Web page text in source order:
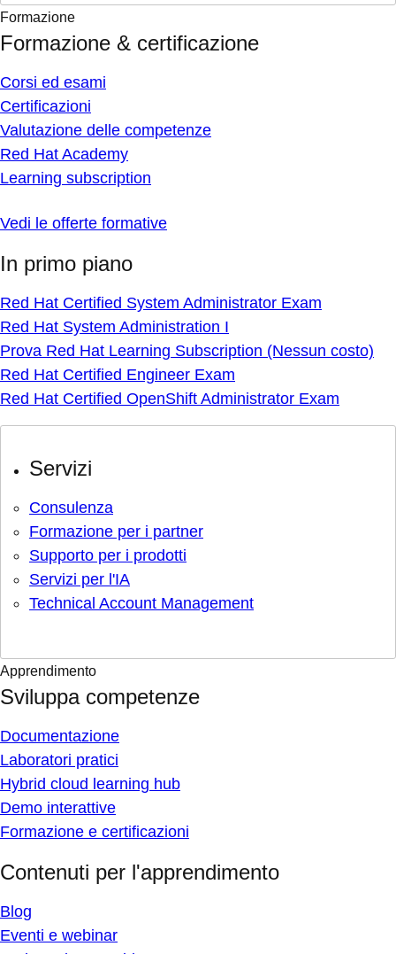
Formazione
Formazione & certificazione
Corsi ed esami
Certificazioni
Valutazione delle competenze
Red Hat Academy
Learning subscription
Vedi le offerte formative
In primo piano
Red Hat Certified System Administrator Exam
Red Hat System Administration I
Prova Red Hat Learning Subscription (Nessun costo)
Red Hat Certified Engineer Exam
Red Hat Certified OpenShift Administrator Exam
Servizi
Consulenza
Formazione per i partner
Supporto per i prodotti
Servizi per l'IA
Technical Account Management
Apprendimento
Sviluppa competenze
Documentazione
Laboratori pratici
Hybrid cloud learning hub
Demo interattive
Formazione e certificazioni
Contenuti per l'apprendimento
Blog
Eventi e webinar